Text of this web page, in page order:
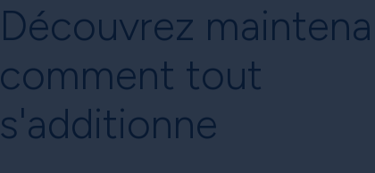
Découvrez
comment tout
s'additionne